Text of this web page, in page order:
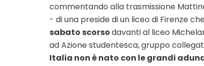
commentando alla trasmissione
- di una preside di un liceo di Firenze
sabato scorsodavanti al liceo
ad Azione studentesca, gruppo
Italia non è nato con le grandi